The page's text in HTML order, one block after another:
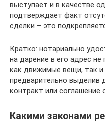
выступает и в качестве
подтверждает факт
сделки – это
Кратко: нотариально
на дарение в его адрес
как движимые вещи, так
предварительно выделив
контракт или соглашение
Какими законами